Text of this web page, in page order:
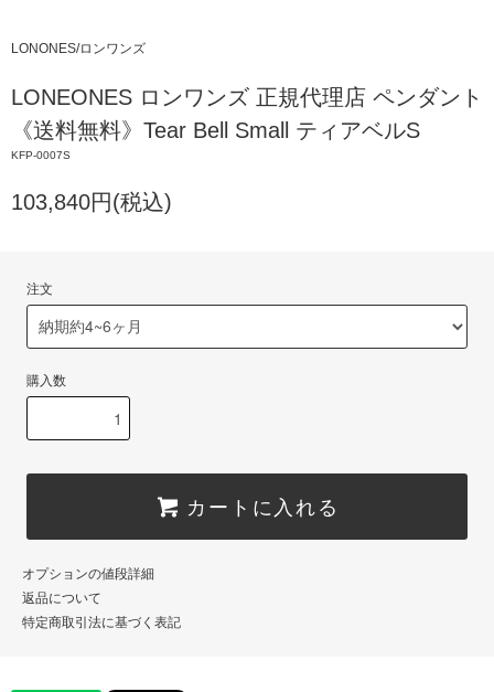
LONONES/ロンワンズ
LONEONES ロンワンズ 正規代理店 ペンダント
《送料無料》Tear Bell Small ティアベルS
KFP-0007S
103,840円(税込)
注文
購入数
カートに入れる
オプションの値段詳細
返品について
特定商取引法に基づく表記